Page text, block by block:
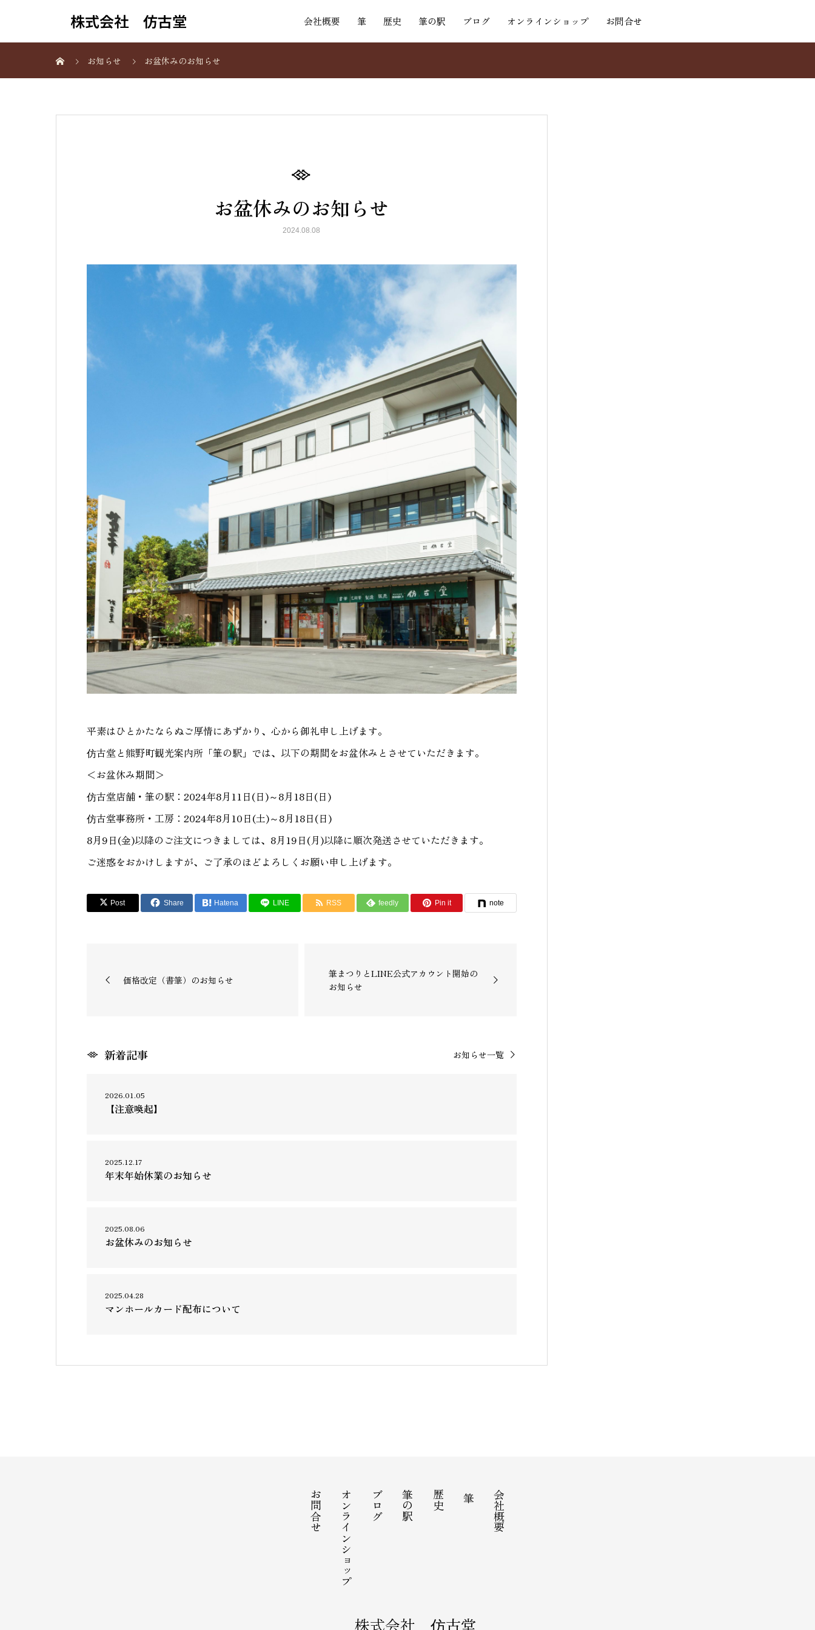
株式会社 仿古堂 会社概要 筆 歴史 筆の駅 ブログ オンラインショップ お問合せ
お知らせ お盆休みのお知らせ
お盆休みのお知らせ
2024.08.08
平素はひとかたならぬご厚情にあずかり、心から御礼申し上げます。
仿古堂と熊野町観光案内所「筆の駅」では、以下の期間をお盆休みとさせていただきます。
＜お盆休み期間＞
仿古堂店舗・筆の駅：2024年8月11日(日)～8月18日(日)
仿古堂事務所・工房：2024年8月10日(土)～8月18日(日)
8月9日(金)以降のご注文につきましては、8月19日(月)以降に順次発送させていただきます。
ご迷惑をおかけしますが、ご了承のほどよろしくお願い申し上げます。
Post Share Hatena LINE RSS feedly Pin it note
価格改定（書筆）のお知らせ
筆まつりとLINE公式アカウント開始の
お知らせ
新着記事 お知らせ一覧
2026.01.05
【注意喚起】
2025.12.17
年末年始休業のお知らせ
2025.08.06
お盆休みのお知らせ
2025.04.28
マンホールカード配布について
会社概要
筆
歴史
筆の駅
ブログ
オンラインショップ
お問合せ
株式会社 仿古堂